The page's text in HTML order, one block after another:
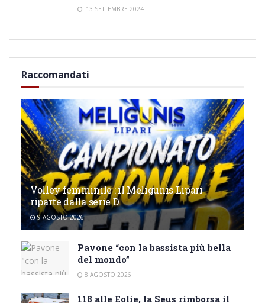
13 SETTEMBRE 2024
Raccomandati
Volley femminile : il Meligunis Lipari
riparte dalla serie D
9 AGOSTO 2026
Pavone “con la bassista più bella
del mondo”
8 AGOSTO 2026
118 alle Eolie, la Seus rimborsa il